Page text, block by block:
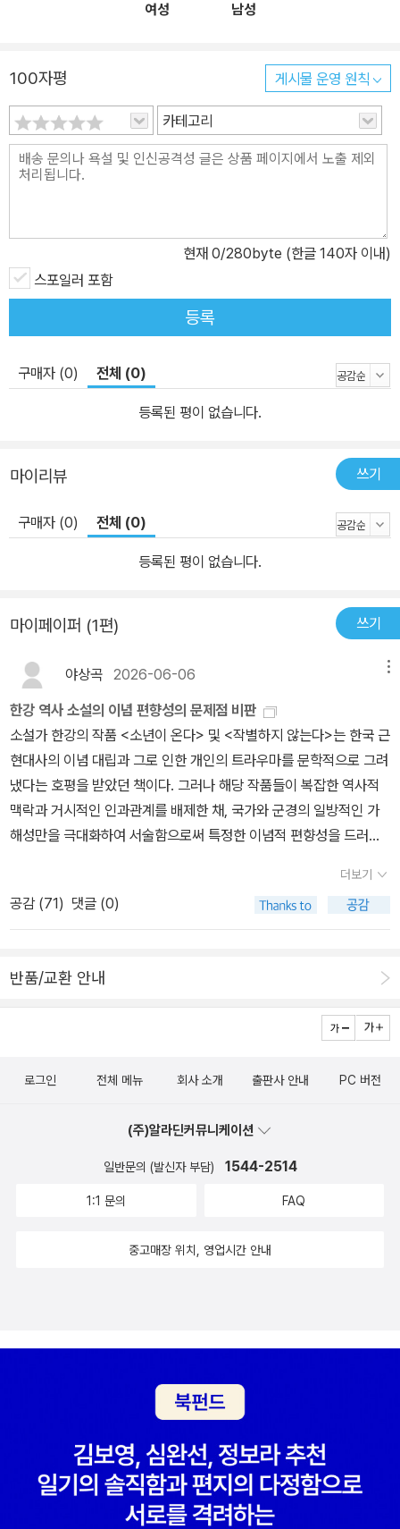
여성
남성
100자평 게시물 운영 원칙
카테고리
현재 0/280byte (한글 140자 이내)
스포일러 포함
등록
구매자 (0) 전체 (0)
등록된 평이 없습니다.
마이리뷰 쓰기
구매자 (0) 전체 (0)
등록된 평이 없습니다.
마이페이퍼 (1편) 쓰기
야상곡 2026-06-06
한강 역사 소설의 이념 편향성의 문제점 비판
소설가 한강의 작품 <소년이 온다> 및 <작별하지 않는다>는 한국 근
현대사의 이념 대립과 그로 인한 개인의 트라우마를 문학적으로 그려
냈다는 호평을 받았던 책이다. 그러나 해당 작품들이 복잡한 역사적
맥락과 거시적인 인과관계를 배제한 채, 국가와 군경의 일방적인 가
해성만을 극대화하여 서술함으로써 특정한 이념적 편향성을 드러낸
대중에게 역사적 사실로 오인되거나, 과거의 원한과 분노 감정을 재
생산할 수 있다는 우려와 더불어서 말이다. 이러한 비판적 관점에서
제기되는 한강의 역사 소설의 핵심 논점들은 다음과 같다. 1. 사건의
배경, 오판, 우발적 충돌, 이념적 대립 등 복잡한 인과관계 속에서 발
생한다.• 이분법적 구도: 비판론자들은 한강의 작품이 역사적 사건의
복합적인 전후 맥락을 과감히 생략하고, 국가 권력이라는 '절대악(가
나치게 극대화한다고 지적한다. • 맥락의 소거: 사건이 발생하게 된
폭력의 결과물인 육체적·정신적 고통에만 돋보기를 들이댐으로써 관
객으로 하여금 감정적 동조만을 강요한다는 비판이다. 2. 역사적 팩
지만, 실재했던 역사를 다룰 때는 왜곡의 위험성이 늘 존재한다.• 감
을 맞춤으로써, 독자에게 이성적 성찰보다는 공포와 분노라는 원초적
이념적 편향성역사 소설이 특정한 이념이나 정치적 메시지를 전달하
는 도구로 전락할 때 문학의 다면성은 훼손되기 쉽다.• 피해자 중심주
정 세력의 과오만을 영구히 낙인찍는 방식으로 소비될 수 있다는 우
려이다.• 이념적 확증 편향: 현대사의 비극을 대한민국 국가 정통성
자체를 부정하거나 폄훼하는 논리로 연결 짓는 이념적 편향성을 보인
더보기
공감 (71) 댓글 (0)
반품/교환 안내
로그인 전체 메뉴 회사 소개 출판사 안내 PC 버전
(주)알라딘커뮤니케이션
일반문의 (발신자 부담) 1544-2514
1:1 문의 FAQ
중고매장 위치, 영업시간 안내